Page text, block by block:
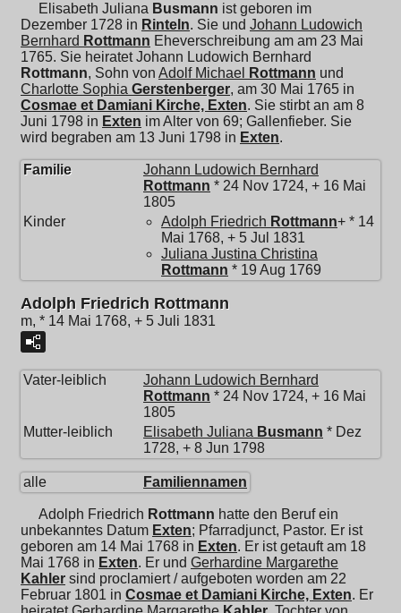
Elisabeth Juliana Busmann ist geboren im
Dezember 1728 in Rinteln. Sie und Johann Ludowich
Bernhard Rottmann Eheverschreibung am am 23 Mai
1765. Sie heiratetJohann Ludowich Bernhard
Rottmann, Sohn von Adolf Michael Rottmann und
Charlotte Sophia Gerstenberger, am 30 Mai 1765 in
Cosmae et Damiani Kirche, Exten. Sie stirbt an am 8
Juni 1798 in Exten im Alter von 69; Gallenfieber. Sie
wird begraben am 13 Juni 1798 in Exten.
Familie
Johann Ludowich Bernhard
Rottmann * 24 Nov 1724, + 16 Mai
1805
Kinder
Adolph Friedrich Rottmann+ * 14
Mai 1768, + 5 Jul 1831
Juliana Justina Christina
Rottmann * 19 Aug 1769
Adolph Friedrich Rottmann
m, * 14 Mai 1768, + 5 Juli 1831
Vater-leiblich
Johann Ludowich Bernhard
Rottmann * 24 Nov 1724, + 16 Mai
1805
Mutter-leiblich
Elisabeth Juliana Busmann * Dez
1728, + 8 Jun 1798
alle Familiennamen
Adolph Friedrich Rottmann hatte den Beruf ein
unbekanntes Datum Exten; Pfarradjunct, Pastor. Er ist
geboren am 14 Mai 1768 in Exten. Er ist getauft am 18
Mai 1768 in Exten. Er und Gerhardine Margarethe
Kahler sind proclamiert / aufgeboten worden am 22
Februar 1801 in Cosmae et Damiani Kirche, Exten. Er